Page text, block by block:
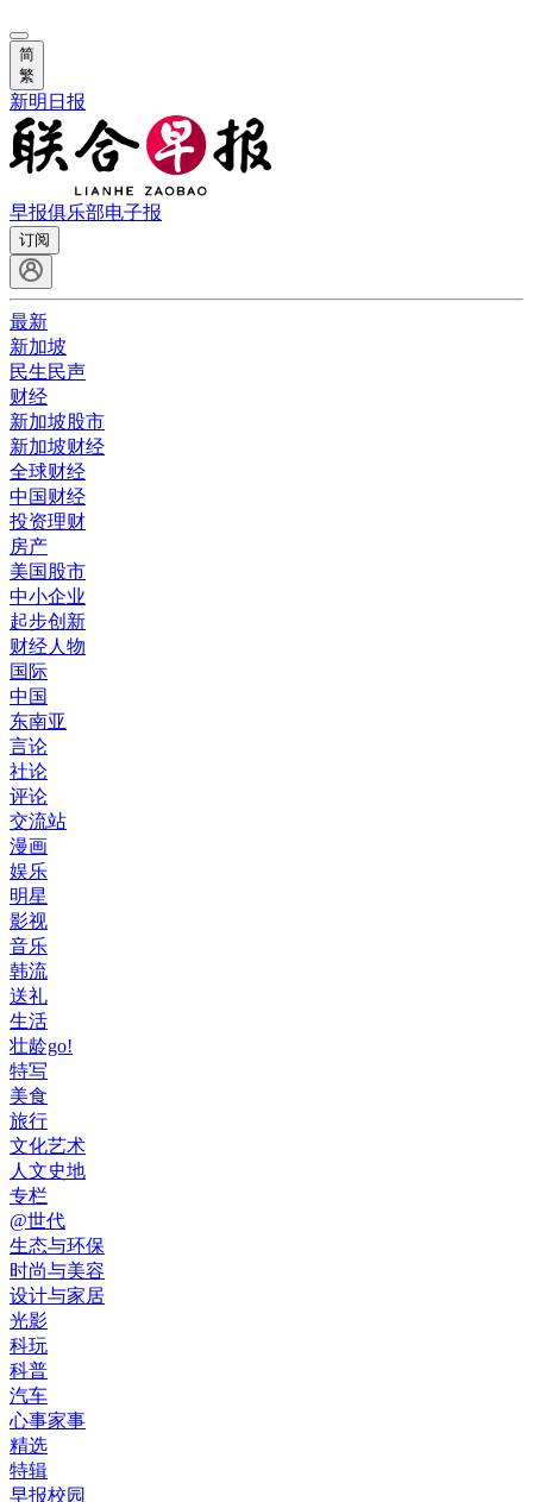
简
繁
新明日报
早报俱乐部电子报
订阅
最新
新加坡
民生民声
财经
新加坡股市
新加坡财经
全球财经
中国财经
投资理财
房产
美国股市
中小企业
起步创新
财经人物
国际
中国
东南亚
言论
社论
评论
交流站
漫画
娱乐
明星
影视
音乐
韩流
送礼
生活
壮龄go!
特写
美食
旅行
文化艺术
人文史地
专栏
@世代
生态与环保
时尚与美容
设计与家居
光影
科玩
科普
汽车
心事家事
精选
特辑
早报校园